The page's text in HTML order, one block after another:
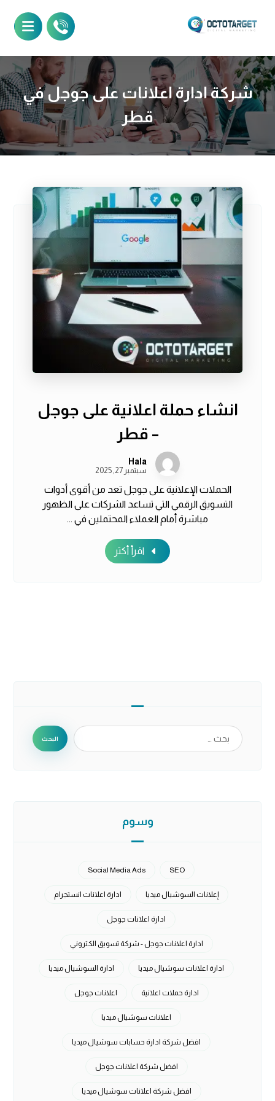
شركة ادارة اعلانات على جوجل في
قطر
انشاء حملة اعلانية على جوجل
– قطر
Hala
سبتمبر 27, 2025
الحملات الإعلانية على جوجل تعد من أقوى أدوات
التسويق الرقمي التي تساعد الشركات على الظهور
مباشرة أمام العملاء المحتملين في ...
اقرأ أكثر
البحث
وسوم
SEO
Social Media Ads
إعلانات السوشيال ميديا ادارة اعلانات انستجرام
ادارة اعلانات جوجل
ادارة اعلانات جوجل - شركة تسويق الكتروني
ادارة اعلانات سوشيال ميديا ادارة السوشيال ميديا
ادارة حملات اعلانية اعلانات جوجل
اعلانات سوشيال ميديا
افضل شركة ادارة حسابات سوشيال ميديا
افضل شركة اعلانات جوجل
افضل شركة اعلانات سوشيال ميديا